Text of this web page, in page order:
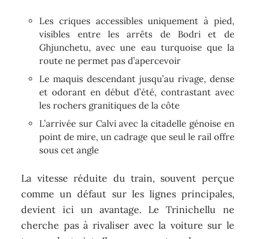
Les criques accessibles uniquement à pied,
visibles entre les arrêts de Bodri et de
Ghjunchetu, avec une eau turquoise que la
route ne permet pas d’apercevoir
Le maquis descendant jusqu’au rivage, dense
et odorant en début d’été, contrastant avec
les rochers granitiques de la côte
L’arrivée sur Calvi avec la citadelle génoise en
point de mire, un cadrage que seul le rail offre
sous cet angle
La vitesse réduite du train, souvent perçue
comme un défaut sur les lignes principales,
devient ici un avantage. Le Trinichellu ne
cherche pas à rivaliser avec la voiture sur le